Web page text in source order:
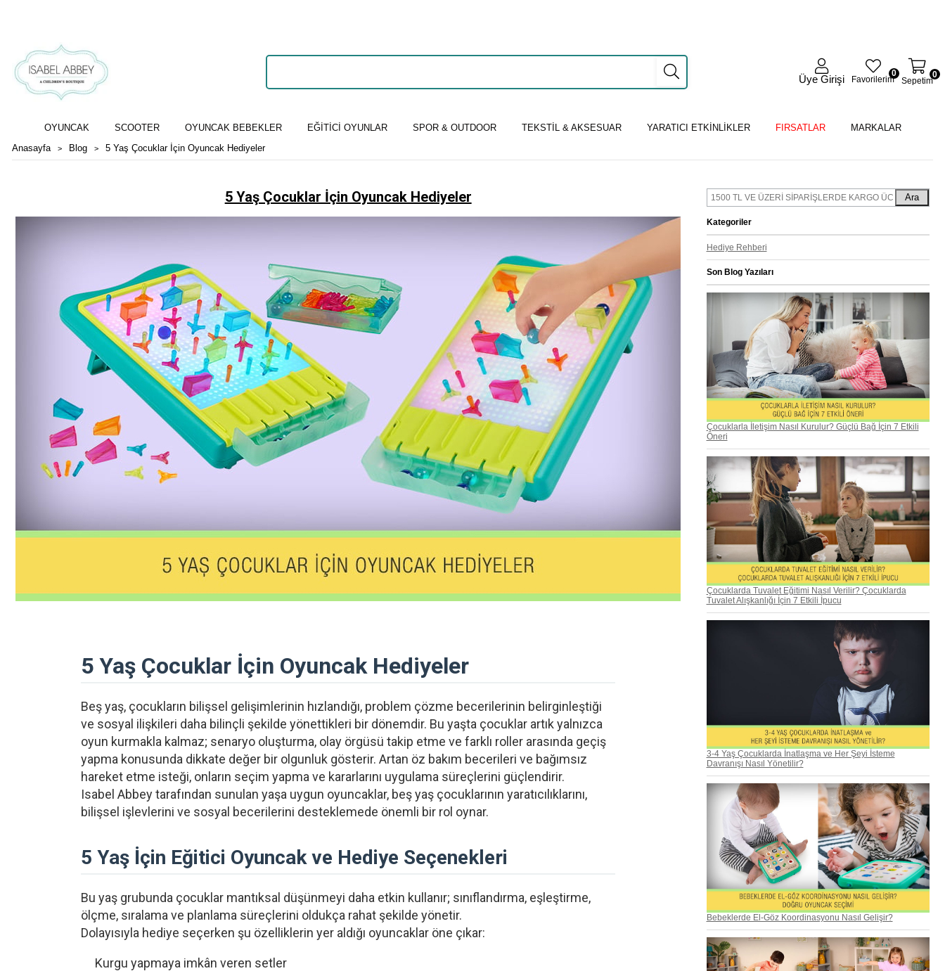
Üye Girişi Favorilerim
0
Sepetim
0
OYUNCAK SCOOTER OYUNCAK BEBEKLER EĞİTİCİ OYUNLAR SPOR & OUTDOOR TEKSTİL & AKSESUAR YARATICI ETKİNLİKLER FIRSATLAR
MARKALAR
Anasayfa
Blog 5 Yaş Çocuklar İçin Oyuncak Hediyeler
5 Yaş Çocuklar İçin Oyuncak Hediyeler
5 Yaş Çocuklar İçin Oyuncak Hediyeler
Beş yaş, çocukların bilişsel gelişimlerinin hızlandığı, problem çözme becerilerinin belirginleştiği
ve sosyal ilişkileri daha bilinçli şekilde yönettikleri bir dönemdir. Bu yaşta çocuklar artık yalnızca
oyun kurmakla kalmaz; senaryo oluşturma, olay örgüsü takip etme ve farklı roller arasında geçiş
yapma konusunda dikkate değer bir olgunluk gösterir. Artan öz bakım becerileri ve bağımsız
hareket etme isteği, onların seçim yapma ve kararlarını uygulama süreçlerini güçlendirir.
Isabel Abbey tarafından sunulan yaşa uygun oyuncaklar, beş yaş çocuklarının yaratıcılıklarını,
bilişsel işlevlerini ve sosyal becerilerini desteklemede önemli bir rol oynar.
5 Yaş İçin Eğitici Oyuncak ve Hediye Seçenekleri
Bu yaş grubunda çocuklar mantıksal düşünmeyi daha etkin kullanır; sınıflandırma, eşleştirme,
ölçme, sıralama ve planlama süreçlerini oldukça rahat şekilde yönetir.
Dolayısıyla hediye seçerken şu özelliklerin yer aldığı oyuncaklar öne çıkar:
Kurgu yapmaya imkân veren setler
Ara
Kategoriler
Hediye Rehberi
Son Blog Yazıları
Çocuklarla İletişim Nasıl Kurulur? Güçlü Bağ İçin 7 Etkili
Öneri
Çocuklarda Tuvalet Eğitimi Nasıl Verilir? Çocuklarda
Tuvalet Alışkanlığı İçin 7 Etkili İpucu
3-4 Yaş Çocuklarda İnatlaşma ve Her Şeyi İsteme
Davranışı Nasıl Yönetilir?
Bebeklerde El-Göz Koordinasyonu Nasıl Gelişir?